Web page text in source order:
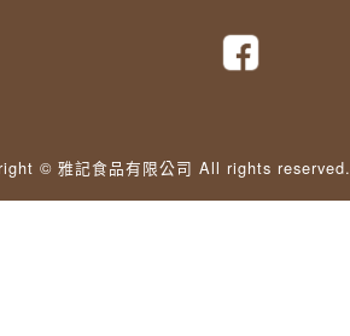
© 雅記食品有限公司 All rights reserved.